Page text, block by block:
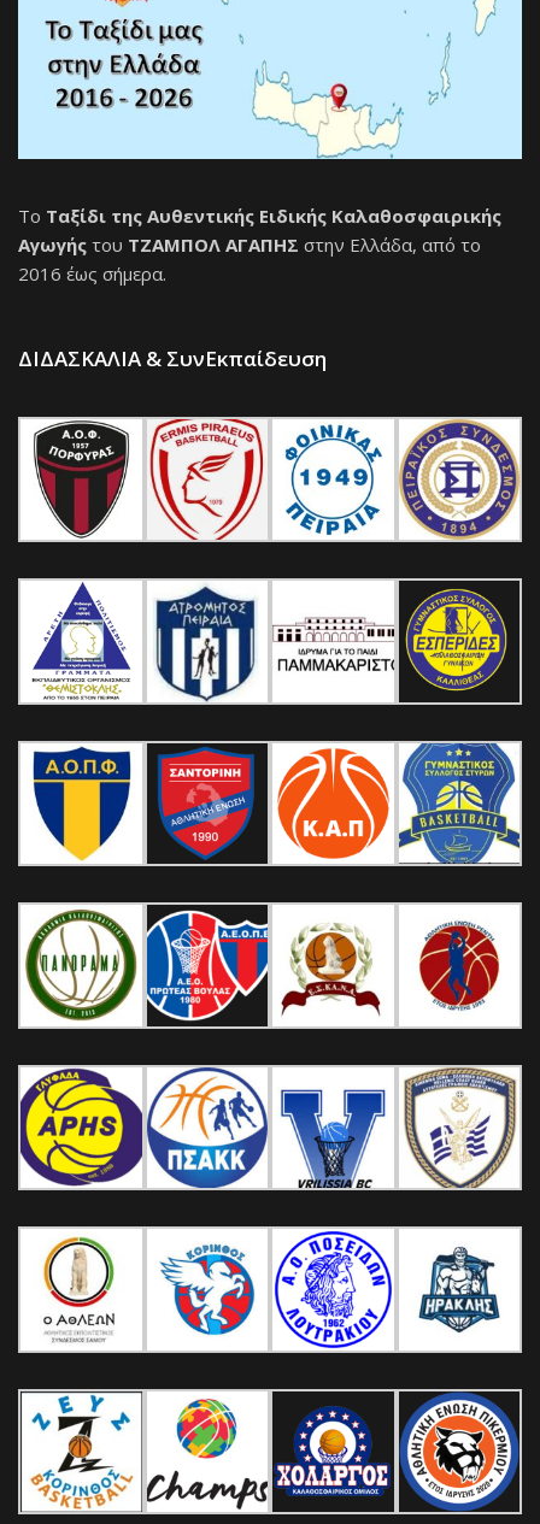
Το Ταξίδι της Αυθεντικής Ειδικής Καλαθοσφαιρικής
Αγωγής του ΤΖΑΜΠΟΛ ΑΓΑΠΗΣ στην Ελλάδα, από το
2016 έως σήμερα.
ΔΙΔΑΣΚΑΛΙΑ & ΣυνΕκπαίδευση